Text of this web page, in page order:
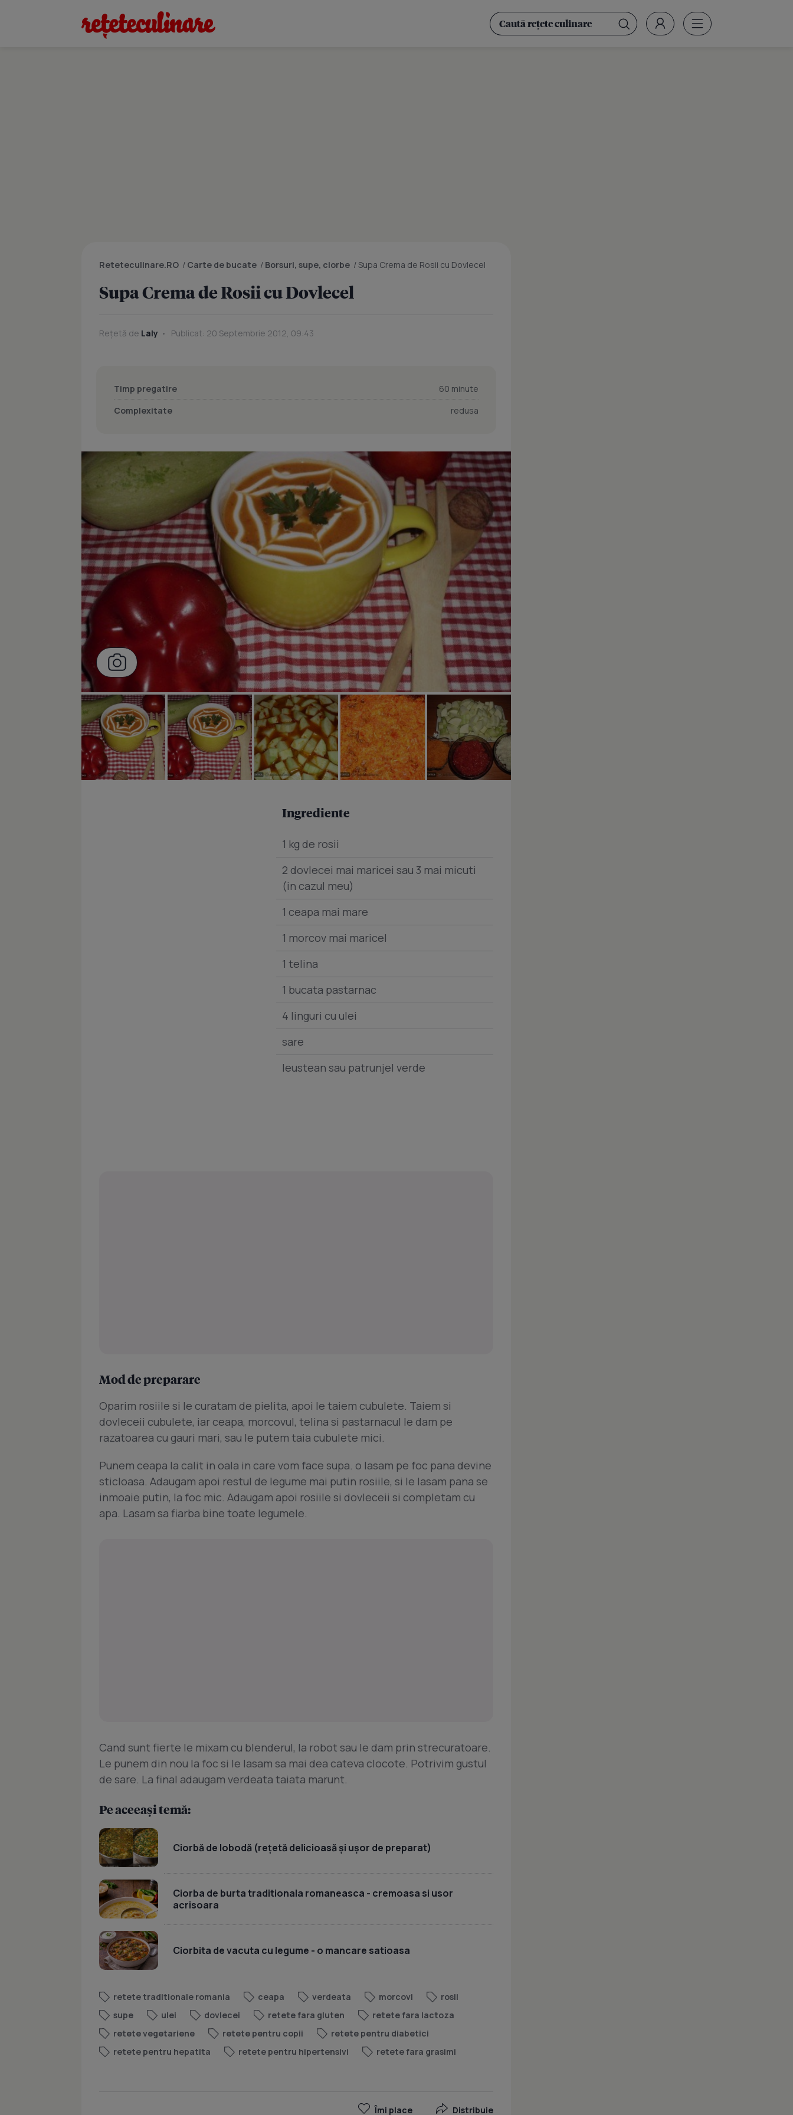
Reteteculinare.RO / Carte de bucate / Borsuri, supe, ciorbe /Supa Crema de Rosii cu Dovlecel
Supa Crema de Rosii cu Dovlecel
Rețetă de Laly Publicat: 20 Septembrie 2012, 09:43
Timp pregatire
60 minute
Complexitate
redusa
Ingrediente
1 kg de rosii
2 dovlecei mai maricei sau 3 mai micuti
(in cazul meu)
1 ceapa mai mare
1 morcov mai maricel
1 telina
1 bucata pastarnac
4 linguri cu ulei
sare
leustean sau patrunjel verde
Mod de preparare
Oparim rosiile si le curatam de pielita, apoi le taiem cubulete. Taiem si
dovleceii cubulete, iar ceapa, morcovul, telina si pastarnacul le dam pe
razatoarea cu gauri mari, sau le putem taia cubulete mici.
Punem ceapa la calit in oala in care vom face supa. o lasam pe foc pana devine
sticloasa. Adaugam apoi restul de legume mai putin rosiile, si le lasam pana se
inmoaie putin, la foc mic. Adaugam apoi rosiile si dovleceii si completam cu
apa. Lasam sa fiarba bine toate legumele.
Cand sunt fierte le mixam cu blenderul, la robot sau le dam prin strecuratoare.
Le punem din nou la foc si le lasam sa mai dea cateva clocote. Potrivim gustul
de sare. La final adaugam verdeata taiata marunt.
Pe aceeași temă:
Ciorbă de lobodă (rețetă delicioasă și ușor de preparat)
Ciorba de burta traditionala romaneasca - cremoasa si usor
acrisoara
Ciorbita de vacuta cu legume - o mancare satioasa
retete traditionale romania ceapa verdeata morcovi
rosii
supe
ulei dovlecei retete fara gluten
retete fara lactoza
retete vegetariene
retete pentru copii
retete pentru diabetici
retete pentru hepatita
retete pentru hipertensivi retete fara grasimi
Îmi place Distribuie